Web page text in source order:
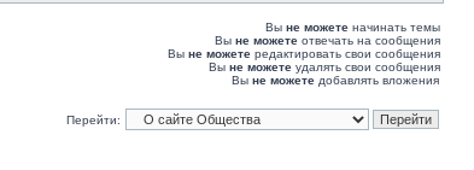
Вы не можете начинать темы
Вы не можете отвечать на сообщения
Вы не можете редактировать свои сообщения
Вы не можете удалять свои сообщения
Вы не можете добавлять вложения
Перейти: